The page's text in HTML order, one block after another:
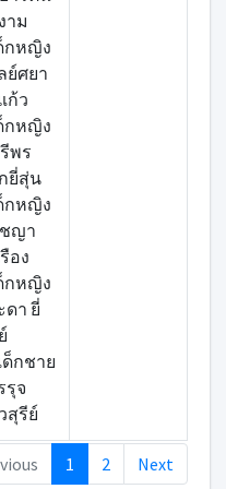
าม
กหญิง
ย์ศยา
ก้ว
กหญิง
พร
ยี่สุ่น
กหญิง
ญา
อง
กหญิง
ดา ยี่
ด็กชาย
รุจ
สุรีย์
1 2 Next